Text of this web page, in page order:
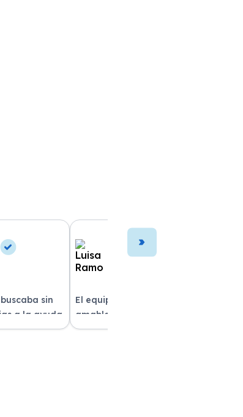
sin
a la ayuda
al cliente fue
Luisa Ramo -
10 Jun, 2026
El equipo fue muy profesional y
amable durante todo el proceso. La
entrega del vehículo fue rapidísima